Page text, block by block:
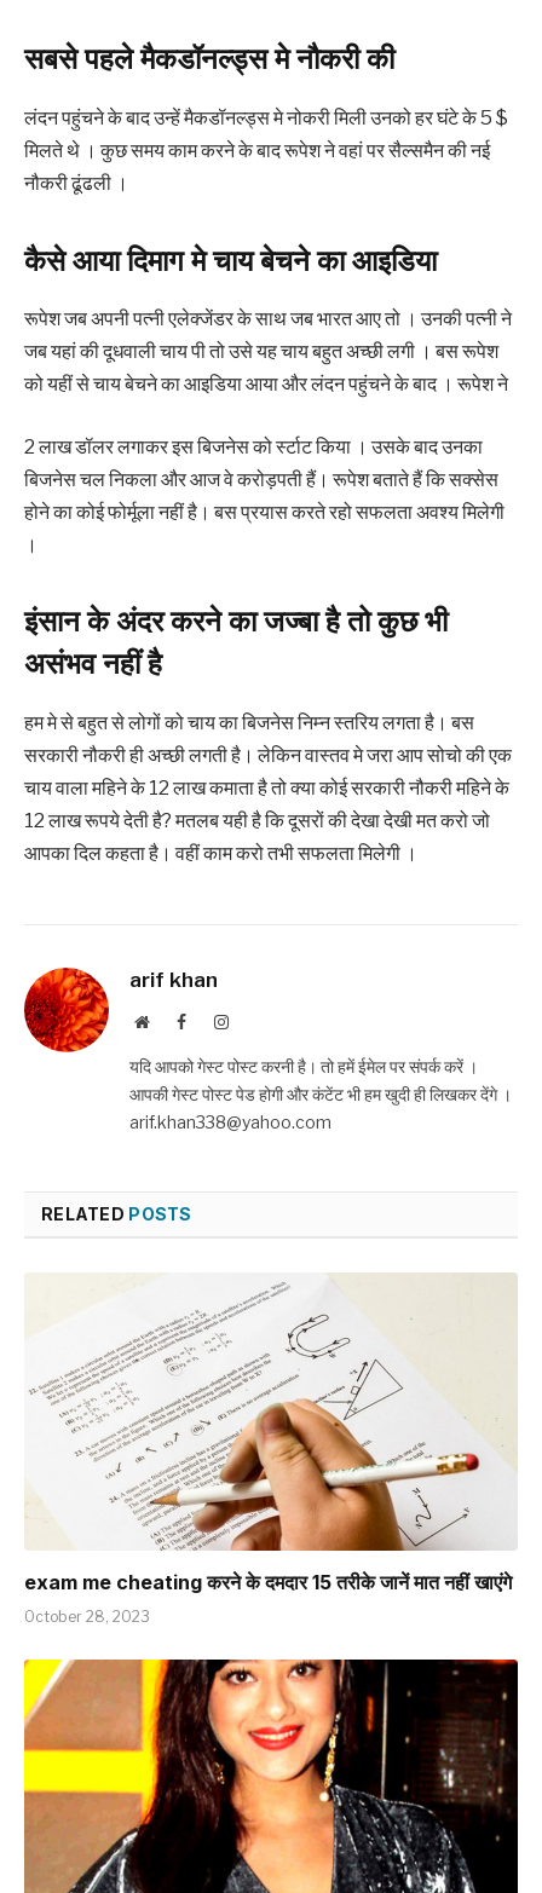
‌‌‌सबसे पहले मैकडॉनल्ड्स मे नौकरी की
लंदन पहुंचने के बाद उन्हें मैकडॉनल्ड्स मे नोकरी मिली उनको हर घंटे के 5 $
मिलते थे । कुछ समय काम करने के बाद रूपेश ने वहां पर सैल्समैन की नई
नौकरी ढूंढली ।
‌‌‌कैसे आया दिमाग मे चाय बेचने का आइडिया
रूपेश जब अपनी पत्नी एलेक्जेंडर के साथ जब भारत आए तो । उनकी पत्नी ने
जब यहां की दूधवाली चाय पी तो उसे यह चाय बहुत अच्छी लगी । बस रूपेश
को यहीं से चाय बेचने का आइडिया आया और लंदन पहुंचने के बाद । रूपेश ने
‌‌‌2 लाख डॉलर लगाकर इस बिजनेस को र्स्टाट किया । उसके बाद उनका
बिजनेस चल निकला और आज वे करोड़पती हैं। रूपेश बताते हैं कि सक्सेस
होने का कोई फोर्मूला नहीं है। बस प्रयास करते रहो सफलता अवश्य मिलेगी
।
‌‌‌इंसान के अंदर करने का जज्बा है तो कुछ भी
असंभव नहीं है
हम मे से बहुत से लोगों को चाय का बिजनेस निम्न स्तरिय लगता है। बस
सरकारी नौकरी ही अच्छी लगती है। लेकिन वास्तव मे जरा आप सोचो की एक
चाय वाला महिने के 12 लाख कमाता है तो क्या कोई सरकारी नौकरी महिने के
12 लाख रूपये देती है? मतलब ‌‌‌यही है कि दूसरों की देखा देखी मत करो जो
आपका दिल कहता है। वहीं काम करो तभी सफलता मिलेगी ।
arif khan
WebsiteFacebookInstagram
यदि आपको गेस्ट पोस्ट करनी है। तो हमें ईमेल पर संपर्क करें ।
आपकी गेस्ट पोस्ट पेड होगी और कंटेंट भी हम खुदी ही लिखकर देंगे ।
arif.khan338@yahoo.com
RELATED POSTS
exam me cheating करने के दमदार 15 तरीके जानें मात नहीं खाएंगे
October 28, 2023